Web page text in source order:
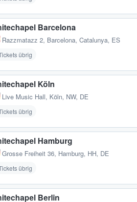
Barcelona
Razzmatazz 2, Barcelona, Catalunya, ES
übrig
Köln
Live Music Hall, Köln, NW, DE
übrig
Hamburg
Grosse Freiheit 36, Hamburg, HH, DE
übrig
Berlin